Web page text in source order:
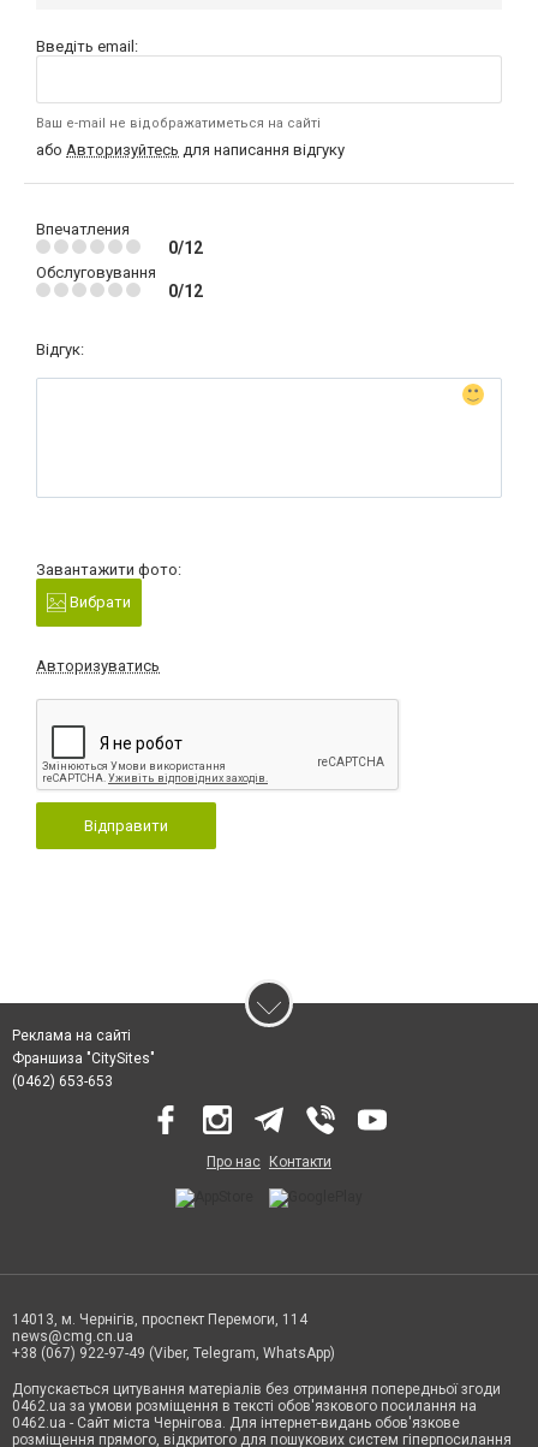
Введіть email:
Ваш e-mail не відображатиметься на сайті
або Авторизуйтесь для написання відгуку
Впечатления
0/12
Обслуговування
0/12
Відгук:
Завантажити фото:
Вибрати
Авторизуватись
Відправити
Реклама на сайті
Франшиза "CitySites"
(0462) 653-653
Про нас Контакти
14013, м. Чернігів, проспект Перемоги, 114
news@cmg.cn.ua
+38 (067) 922-97-49 (Viber, Telegram, WhatsApp)
Допускається цитування матеріалів без отримання попередньої згоди
0462.ua за умови розміщення в тексті обов'язкового посилання на
0462.ua - Сайт міста Чернігова. Для інтернет-видань обов'язкове
розміщення прямого, відкритого для пошукових систем гіперпосилання